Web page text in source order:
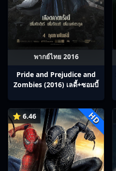
พากย์ไทย 2016
Pride and Prejudice and
Zombies (2016) เลดี้+ซอมบี้
⭐ 6.46 HD